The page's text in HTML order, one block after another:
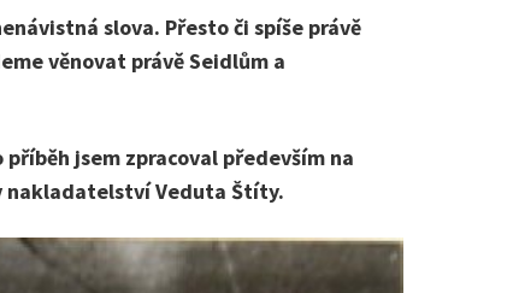
slova. Přesto či spíše právě
věnovat právě Seidlům a
jsem zpracoval především na
nakladatelství Veduta Štíty.